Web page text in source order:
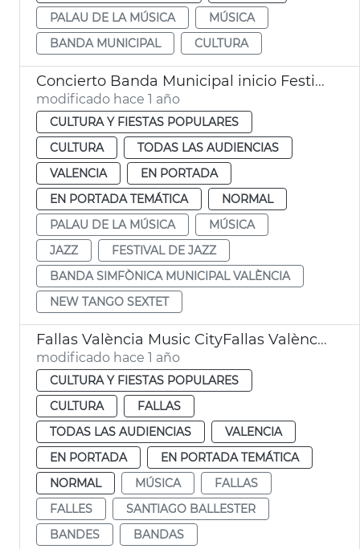
PALAU DE LA MÚSICA
MÚSICA
BANDA MUNICIPAL
CULTURA
Concierto Banda Municipal inicio Festival Jazz València
modificado hace 1 año
CULTURA Y FIESTAS POPULARES
CULTURA
TODAS LAS AUDIENCIAS
VALENCIA
EN PORTADA
EN PORTADA TEMÁTICA
NORMAL
PALAU DE LA MÚSICA
MÚSICA
JAZZ
FESTIVAL DE JAZZ
BANDA SIMFÒNICA MUNICIPAL VALÈNCIA
NEW TANGO SEXTET
Fallas València Music CityFallas València Music City
modificado hace 1 año
CULTURA Y FIESTAS POPULARES
CULTURA
FALLAS
TODAS LAS AUDIENCIAS
VALENCIA
EN PORTADA
EN PORTADA TEMÁTICA
NORMAL
MÚSICA
FALLAS
FALLES
SANTIAGO BALLESTER
BANDES
BANDAS